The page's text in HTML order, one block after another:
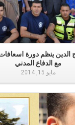
الدين ينظم دورة اسعافات
مع الدفاع المدني
مايو 15, 2014